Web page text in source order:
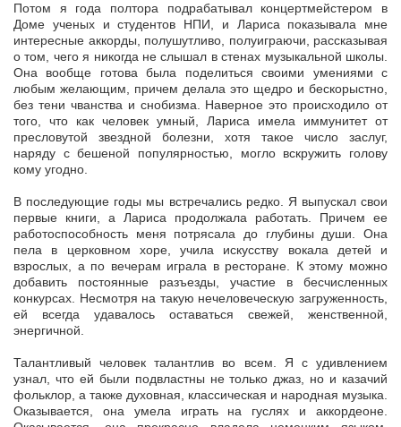
Потом я года полтора подрабатывал концертмейстером в
Доме ученых и студентов НПИ, и Лариса показывала мне
интересные аккорды, полушутливо, полуиграючи, рассказывая
о том, чего я никогда не слышал в стенах музыкальной школы.
Она вообще готова была поделиться своими умениями с
любым желающим, причем делала это щедро и бескорыстно,
без тени чванства и снобизма. Наверное это происходило от
того, что как человек умный, Лариса имела иммунитет от
пресловутой звездной болезни, хотя такое число заслуг,
наряду с бешеной популярностью, могло вскружить голову
кому угодно.
В последующие годы мы встречались редко. Я выпускал свои
первые книги, а Лариса продолжала работать. Причем ее
работоспособность меня потрясала до глубины души. Она
пела в церковном хоре, учила искусству вокала детей и
взрослых, а по вечерам играла в ресторане. К этому можно
добавить постоянные разъезды, участие в бесчисленных
конкурсах. Несмотря на такую нечеловеческую загруженность,
ей всегда удавалось оставаться свежей, женственной,
энергичной.
Талантливый человек талантлив во всем. Я с удивлением
узнал, что ей были подвластны не только джаз, но и казачий
фольклор, а также духовная, классическая и народная музыка.
Оказывается, она умела играть на гуслях и аккордеоне.